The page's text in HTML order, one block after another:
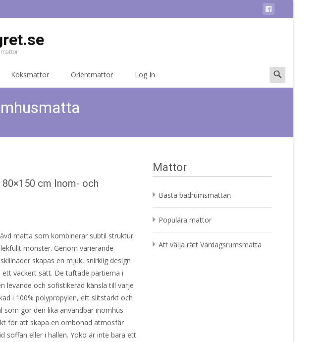
Köksmattor Orientmattor Log In
Search
for:
80×150 cm Inom- och
matta som kombinerar subtil struktur
mönster. Genom varierande
skapas en mjuk, snirklig design
vackert sätt. De tuftade partierna i
levande och sofistikerad känsla till varje
i 100% polypropylen, ett slitstarkt och
gör den lika användbar inomhus
för att skapa en ombonad atmosfär
soffan eller i hallen. Yoko är inte bara ett
Mattor
Bästa badrumsmattan
Populära mattor
Att välja rätt Vardagsrumsmatta